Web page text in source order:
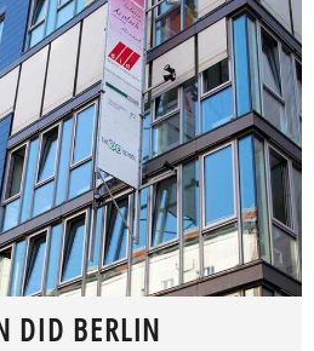
DID BERLIN